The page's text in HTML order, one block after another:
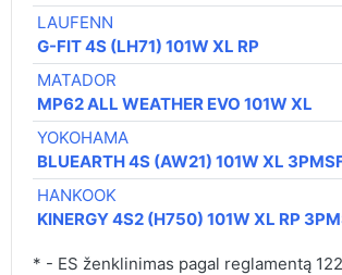
LAUFENN
G-FIT 4S (LH71) 101W XL RP
MATADOR
MP62 ALL WEATHER EVO 101W XL
YOKOHAMA
BLUEARTH 4S (AW21) 101W XL
HANKOOK
KINERGY 4S2 (H750) 101W XL RP
* - ES ženklinimas pagal reglamentą